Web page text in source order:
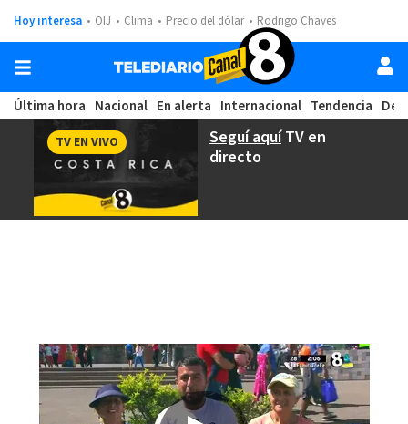
Hoy interesa OIJ Clima Precio del dólar Rodrigo Chaves
Última hora Nacional En alerta Internacional Tendencia
Seguí aquíTV en
directo
TV EN VIVO